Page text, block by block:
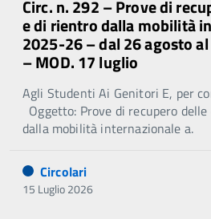
Circ. n. 292 – Prove di
e di rientro dalla mobilità
2025-26 – dal 26 agosto
– MOD. 17 luglio
Agli Studenti Ai Genitori E, per
Oggetto: Prove di recupero
dalla mobilità internazionale a.
Circolari
15 Luglio 2026